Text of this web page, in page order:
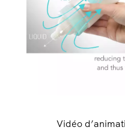
Vidéo